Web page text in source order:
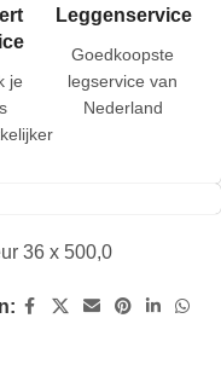
je
Leggenservice
Goedkoopste
legservice van
Nederland
36 x 500,0